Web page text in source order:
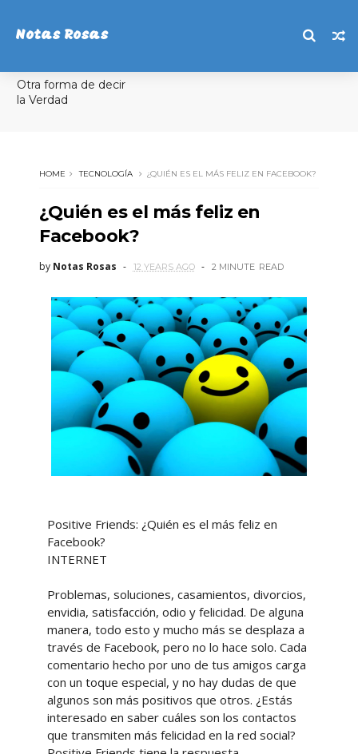
Notas Rosas
Otra forma de decir
la Verdad
HOME TECNOLOGÍA ¿QUIÉN ES EL MÁS FELIZ EN FACEBOOK?
¿Quién es el más feliz en
Facebook?
by Notas Rosas 12 YEARS AGO 2 MINUTE READ
Positive Friends: ¿Quién es el más feliz en
Facebook?
INTERNET
Problemas, soluciones, casamientos, divorcios,
envidia, satisfacción, odio y felicidad. De alguna
manera, todo esto y mucho más se desplaza a
través de Facebook, pero no lo hace solo. Cada
comentario hecho por uno de tus amigos carga
con un toque especial, y no hay dudas de que
algunos son más positivos que otros. ¿Estás
interesado en saber cuáles son los contactos
que transmiten más felicidad en la red social?